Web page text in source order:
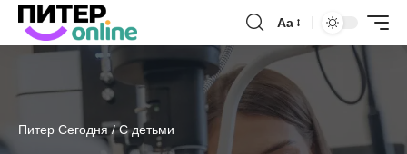
Аа
Питер Сегодня/С детьми